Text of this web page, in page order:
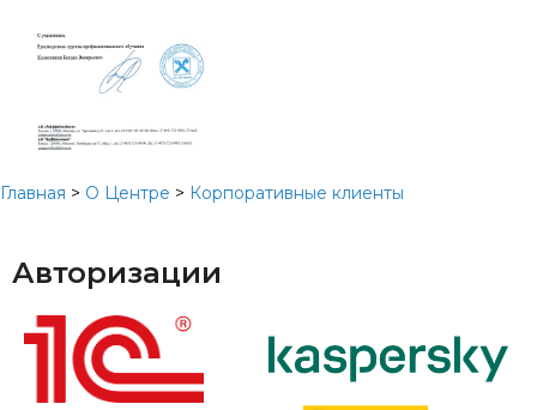
Главная > О Центре > Корпоративные клиенты
Авторизации